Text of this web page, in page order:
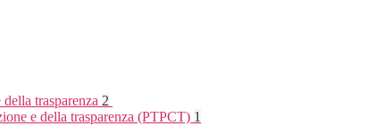
trasparenza 2
e della trasparenza (PTPCT) 1